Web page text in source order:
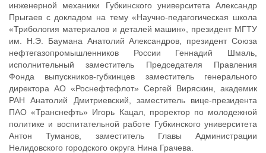
инженерной механики Губкинского университета Александр
Прыгаев с докладом на тему «Научно-педагогическая школа
«Трибология материалов и деталей машин», президент МГТУ
им. Н.Э. Баумана Анатолий Александров, президент Союза
нефтегазопромышленников России Геннадий Шмаль,
исполнительный заместитель Председателя Правления
Фонда выпускников-губкинцев заместитель генерального
директора АО «Роснефтефлот» Сергей Виряскин, академик
РАН Анатолий Дмитриевский, заместитель вице-президента
ПАО «Транснефть» Игорь Кацал, проректор по молодежной
политике и воспитательной работе Губкинского университета
Антон Туманов, заместитель Главы Администрации
Нелидовского городского округа Нина Грачева.